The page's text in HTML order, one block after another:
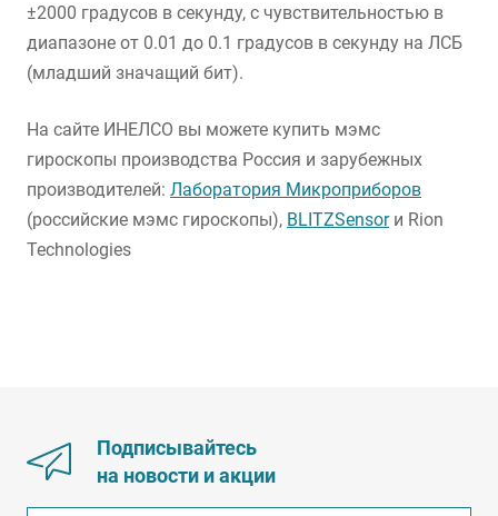
±2000 градусов в секунду, с чувствительностью в
диапазоне от 0.01 до 0.1 градусов в секунду на ЛСБ
(младший значащий бит).
На сайте ИНЕЛСО вы можете купить мэмс
гироскопы производства Россия и зарубежных
производителей: Лаборатория Микроприборов
(российские мэмс гироскопы), BLITZSensorи Rion
Technologies
Подписывайтесь
на новости и акции